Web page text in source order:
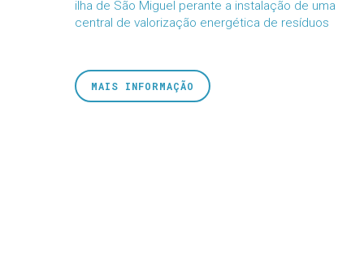
ilha de São Miguel perante a instalação de uma
central de valorização energética de resíduos
MAIS INFORMAÇÃO